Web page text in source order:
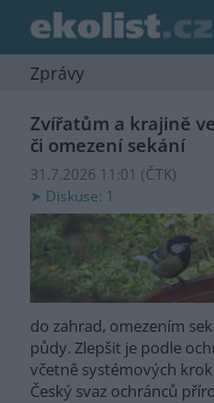
Zprávy
Zvířatům a krajině
či omezení sekání
31.7.2026 11:01 (ČTK)
Diskuse: 1
do zahrad, omezením
půdy. Zlepšit je podle
včetně systémových
Český svaz ochránců